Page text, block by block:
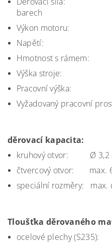
barech
Výkon motoru:
Napětí:
Hmotnost s
Výška stroje
Pracovní
Vyžadovaný pracovní
děrovací kapacita:
kruhový otvor: Ø 3,2
čtvercový otvor: max.
speciální rozměry: max.
Tloušťka děrovaného
ocelové plechy